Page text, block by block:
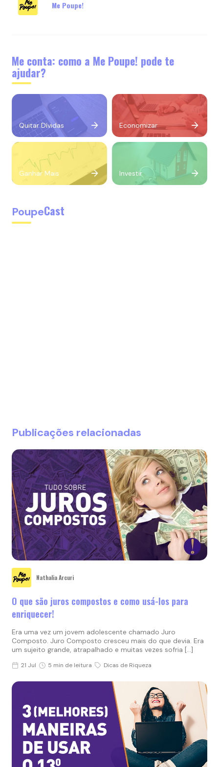
Me Poupe!
Me conta: como a Me Poupe! pode te
ajudar?
Quitar Dívidas Economizar
Ganhar Mais Investir
PoupeCast
Publicações relacionadas
Nathalia Arcuri
O que são juros compostos e como usá-los para
enriquecer!
Era uma vez um jovem adolescente chamado Juro
Composto. Juro Composto cresceu mais do que devia. Era
um sujeito grande, atrapalhado e muitas vezes sofria […]
21 Jul 5 min de leitura Dicas de Riqueza